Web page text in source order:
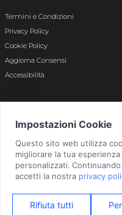
Termini e Condizioni
Privacy Policy
Cookie Policy
Aggiorna Consensi
Accessibilità
Bergamo n.